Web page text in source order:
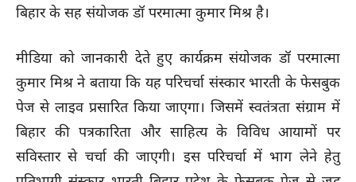
बिहार के सह संयोजक डॉ परमात्मा कुमार मिश्र है।
मीडिया को जानकारी देते हुए कार्यक्रम संयोजक डॉ परमात्मा
कुमार मिश्र ने बताया कि यह परिचर्चा संस्कार भारती के फेसबुक
पेज से लाइव प्रसारित किया जाएगा। जिसमें स्वतंत्रता संग्राम में
बिहार की पत्रकारिता और साहित्य के विविध आयामों पर
सविस्तार से चर्चा की जाएगी। इस परिचर्चा में भाग लेने हेतु